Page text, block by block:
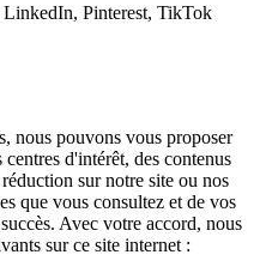
Pinterest, TikTok
nous pouvons vous proposer
d'intérêt, des contenus
sur notre site ou nos
que vous consultez et de vos
Avec votre accord, nous
sur ce site internet :